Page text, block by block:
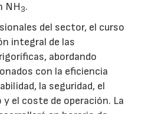
NH3.
del sector, el curso
integral de las
abordando
con la eficiencia
la seguridad, el
el coste de operación. La